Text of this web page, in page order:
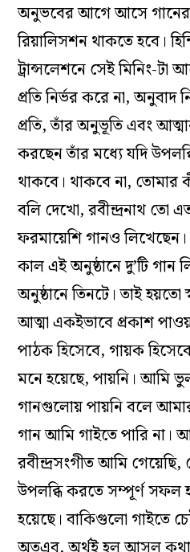
অনুভবের আগে আসে গানের
রিয়ালিসশন থাকতে হবে।
ট্রান্সলেশনে সেই মিনিং-
প্রতি নির্ভর করে না,
প্রতি, তাঁর অনুভূতি এবং
করছেন তাঁর মধ্যে যদি
থাকবে। থাকবে না, তোমার
বলি দেখো, রবীন্দ্রনাথ তো
ফরমায়েশি গানও
কাল এই অনুষ্ঠানে দু’টি
অনুষ্ঠানে তিনটে। তাই হয়তো
আত্মা একইভাবে প্রকাশ
পাঠক হিসেবে, গায়ক
মনে হয়েছে, পায়নি। আমি
গানগুলোয় পায়নি বলে
গান আমি গাইতে পারি না।
রবীন্দ্রসংগীত আমি
উপলব্ধি করতে সম্পূর্ণ সফল
হয়েছে। বাকিগুলো গাইতে